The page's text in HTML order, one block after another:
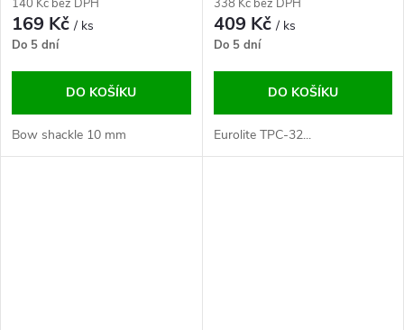
169 Kč/ ks
Do 5 dní
DO KOŠÍKU
Bow shackle 10 mm
409 Kč/ ks
Do 5 dní
DO KOŠÍKU
Eurolite TPC-32...